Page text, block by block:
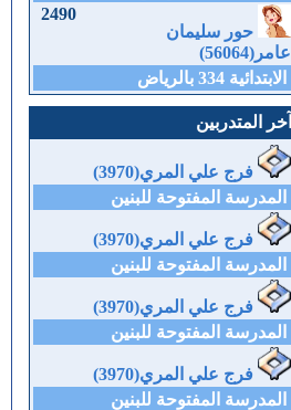
حور سليمان
عامر(56064)
2490
الابتدائية 334 بالرياض
آخر المتدربين
فرج علي المري(3970)
المدرسة المفتوحة للبنين
فرج علي المري(3970)
المدرسة المفتوحة للبنين
فرج علي المري(3970)
المدرسة المفتوحة للبنين
فرج علي المري(3970)
المدرسة المفتوحة للبنين